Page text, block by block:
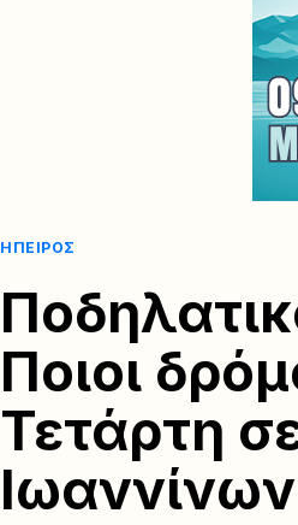
ΉΠΕΙΡΟΣ
Ποιοι
Τετάρτη